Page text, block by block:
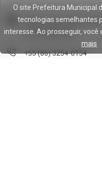
Praça Firmino Alves, S/N
CEP: 64333-000
+55 (86) 3254-0154
O site Prefeitura Municipal
tecnologias semelhantes
interesse. Ao prosseguir,
mais